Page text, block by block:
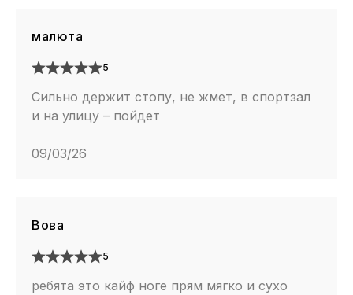
малюта
5
Сильно держит стопу, не жмет, в спортзал
и на улицу – пойдет
09/03/26
Вова
5
ребята это кайф ноге прям мягко и сухо